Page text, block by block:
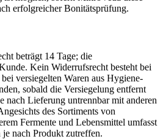
erfolgreicher Bonitätsprüfung.
beträgt 14 Tage; die
Kein Widerrufsrecht besteht bei
versiegelten Waren aus Hygiene-
sobald die Versiegelung entfernt
nach Lieferung untrennbar mit anderen
des Sortiments von
Fermente und Lebensmittel umfasst
nach Produkt zutreffen.